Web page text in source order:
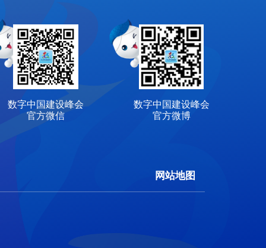
数字中国建设峰会
官方微信
数字中国建设峰会
官方微博
网站地图